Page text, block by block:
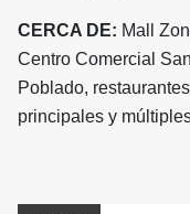
CERCA DE: Mall
Centro Comercial
Poblado,
principales y